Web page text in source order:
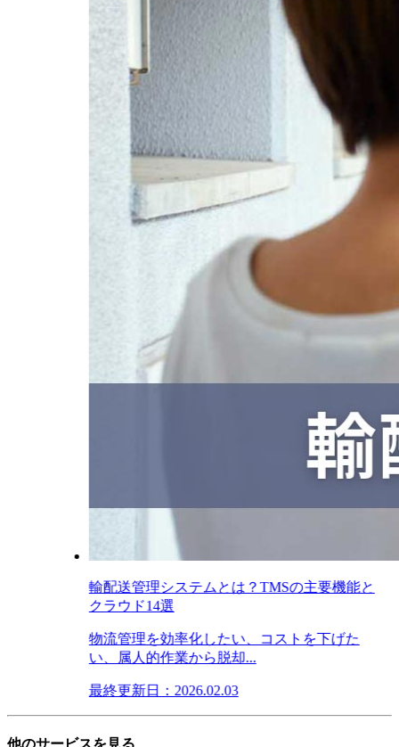
輸配送管理システムとは？TMSの主要機能と
クラウド14選
物流管理を効率化したい、コストを下げた
い、属人的作業から脱却...
最終更新日：2026.02.03
他のサービスを見る